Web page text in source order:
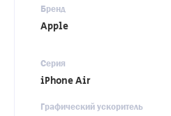
Бренд
Apple
Серия
iPhone Air
Графический ускоритель